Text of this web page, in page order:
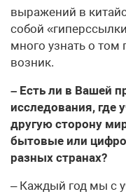
выражений в
собой
много узнать о том
возник.
– Есть ли в Вашей
исследования, где
другую сторону
бытовые или
разных странах?
– Каждый год мы с